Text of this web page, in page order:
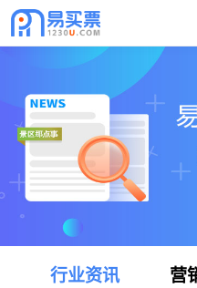
行业资讯 营